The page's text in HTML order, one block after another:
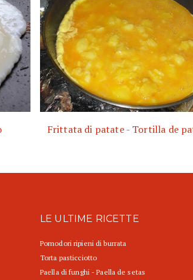
Frittata di patate - Tortilla de
LE ULTIME RICETTE
Pomodori ripieni di burrata
Torta pasticciotto
Paella di funghi - Paella de setas